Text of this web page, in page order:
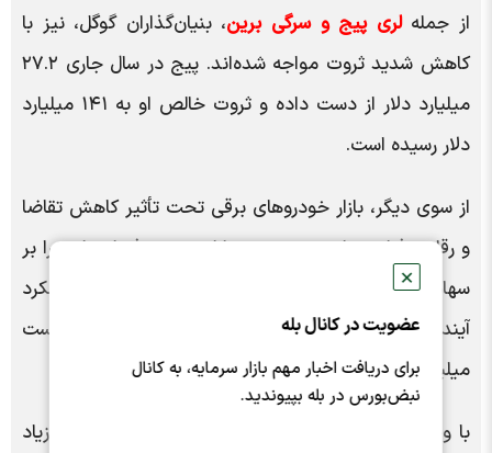
✕
عضویت در کانال بله
برای دریافت اخبار مهم بازار سرمایه، به کانال
نبض‌بورس در بله بپیوندید.
از جملهلری پیج و سرگی برین، بنیان‌گذاران گوگل، نیز با
کاهش شدید ثروت مواجه شده‌اند. پیج در سال جاری ۲۷.۲
میلیارد دلار از دست داده و ثروت خالص او به ۱۴۱ میلیارد
دلار رسیده است.
از سوی دیگر، بازار خودرو‌های برقی تحت تأثیر کاهش تقاضا
و رقابت فزاینده از سوی خودروسازان چینی، فشار زیادی را بر
سهام تسلا وارد کرده است. تحلیلگران معتقدند که عملکرد
آینده تسلا تأثیر مستقیم بر جایگاه ماسک در فهرست
میلیاردر‌ها خواهد داشت.
با وجود کاهش شدید دارایی، ماسک همچنان با فاصله زیاد